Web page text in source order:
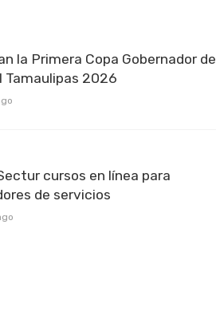
la Primera Copa Gobernador de
Tamaulipas 2026
cursos en línea para
de servicios